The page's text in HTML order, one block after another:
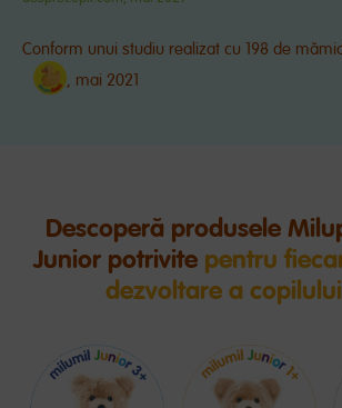
Conform unui studiu realizat cu 198 de
, mai 2021
Descoperă produsele
Junior potrivite pentru
dezvoltare a